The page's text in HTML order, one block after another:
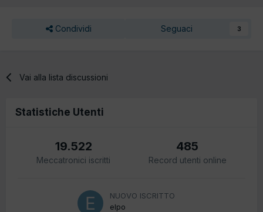
Condividi Seguaci 3
Vai alla lista discussioni
Statistiche Utenti
19.522
Meccatronici iscritti
485
Record utenti online
NUOVO ISCRITTO
elpo